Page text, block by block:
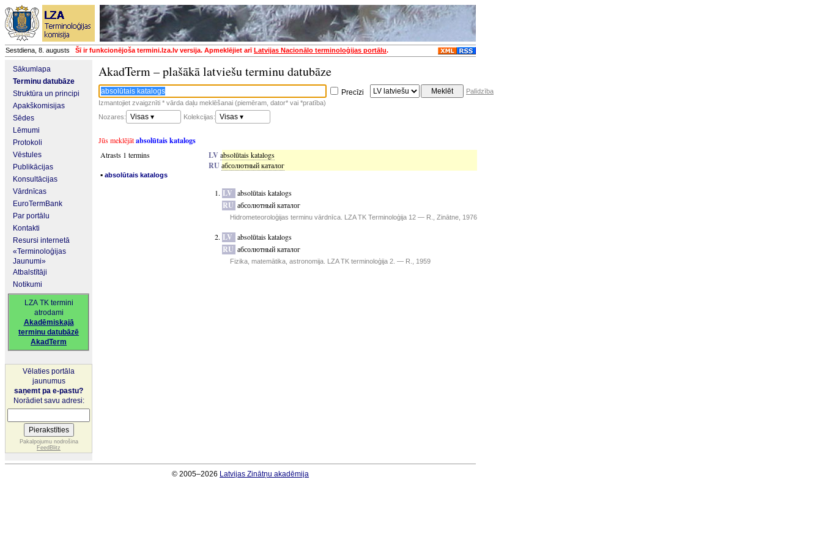
Sestdiena, 8. augusts Šī ir funkcionējoša termini.lza.lv versija. Apmeklējiet arīLatvijas Nacionālo terminoloģijas portālu.
Sākumlapa
Terminu datubāze
Struktūra un principi
Apakškomisijas
Sēdes
Lēmumi
Protokoli
Vēstules
Publikācijas
Konsultācijas
Vārdnīcas
EuroTermBank
Par portālu
Kontakti
Resursi internetā
«Terminoloģijas
Jaunumi»
Atbalstītāji
Notikumi
LZA TK termini
atrodami
Akadēmiskajā
terminu datubāzē
AkadTerm
Vēlaties portāla
jaunumus
saņemt pa e-pastu?
Norādiet savu adresi:
Pakalpojumu nodrošina
FeedBlitz
AkadTerm – plašākā latviešu terminu datubāze
Precīzi
Palīdzība
Izmantojiet zvaigznīti * vārda daļu meklēšanai (piemēram, dator* vai *pratība)
Nozares:
Visas ▾ Kolekcijas: Visas ▾
Jūs meklējātabsolūtais katalogs
Atrasts 1 termins
▪ absolūtais katalogs
LVabsolūtais katalogs
RUабсолютный каталог
LV absolūtais katalogs
RU абсолютный каталог
Hidrometeoroloģijas terminu vārdnīca. LZA TK Terminoloģija 12 — R., Zinātne, 1976
LV absolūtais katalogs
RU абсолютный каталог
Fizika, matemātika, astronomija. LZA TK terminoloģija 2. — R., 1959
© 2005–2026 Latvijas Zinātņu akadēmija